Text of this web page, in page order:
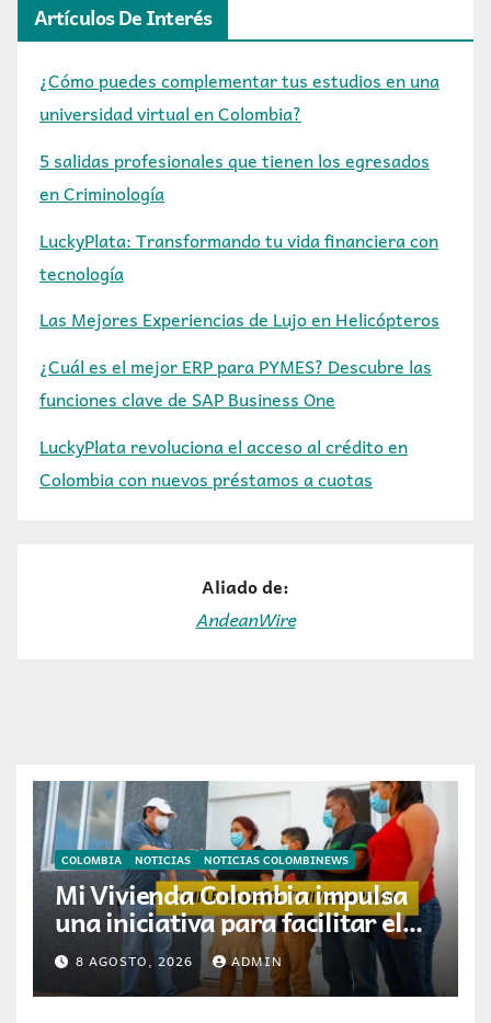
Artículos De Interés
¿Cómo puedes complementar tus estudios en una
universidad virtual en Colombia?
5 salidas profesionales que tienen los egresados
en Criminología
LuckyPlata: Transformando tu vida financiera con
tecnología
Las Mejores Experiencias de Lujo en Helicópteros
¿Cuál es el mejor ERP para PYMES? Descubre las
funciones clave de SAP Business One
LuckyPlata revoluciona el acceso al crédito en
Colombia con nuevos préstamos a cuotas
Aliado de:
AndeanWire
COLOMBIA NOTICIAS NOTICIAS COLOMBINEWS
Mi Vivienda Colombia impulsa
una iniciativa para facilitar el
acceso a la vivienda de familias
colombianas
8 AGOSTO, 2026 ADMIN